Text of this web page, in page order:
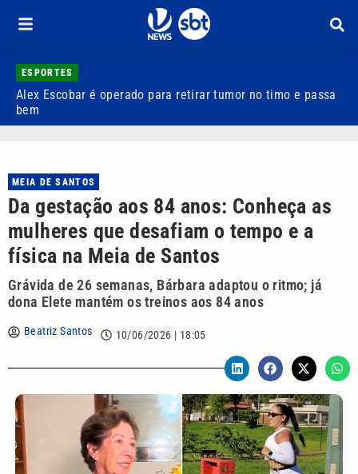
ESPORTES
Alex Escobar é operado para retirar tumor no timo e passa
bem
MEIA DE SANTOS
Da gestação aos 84 anos: Conheça as
mulheres que desafiam o tempo e a
física na Meia de Santos
Grávida de 26 semanas, Bárbara adaptou o ritmo; já
dona Elete mantém os treinos aos 84 anos
Beatriz Santos 10/06/2026 | 18:05